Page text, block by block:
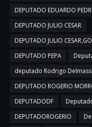
DEPUTADO EDUARDO
DEPUTADO JULIO CESAR
DEPUTADO JULIO
DEPUTADO PEPA
deputado Rodrigo
DEPUTADO ROGERIO
DEPUTADODF
DEPUTADOROGERIO